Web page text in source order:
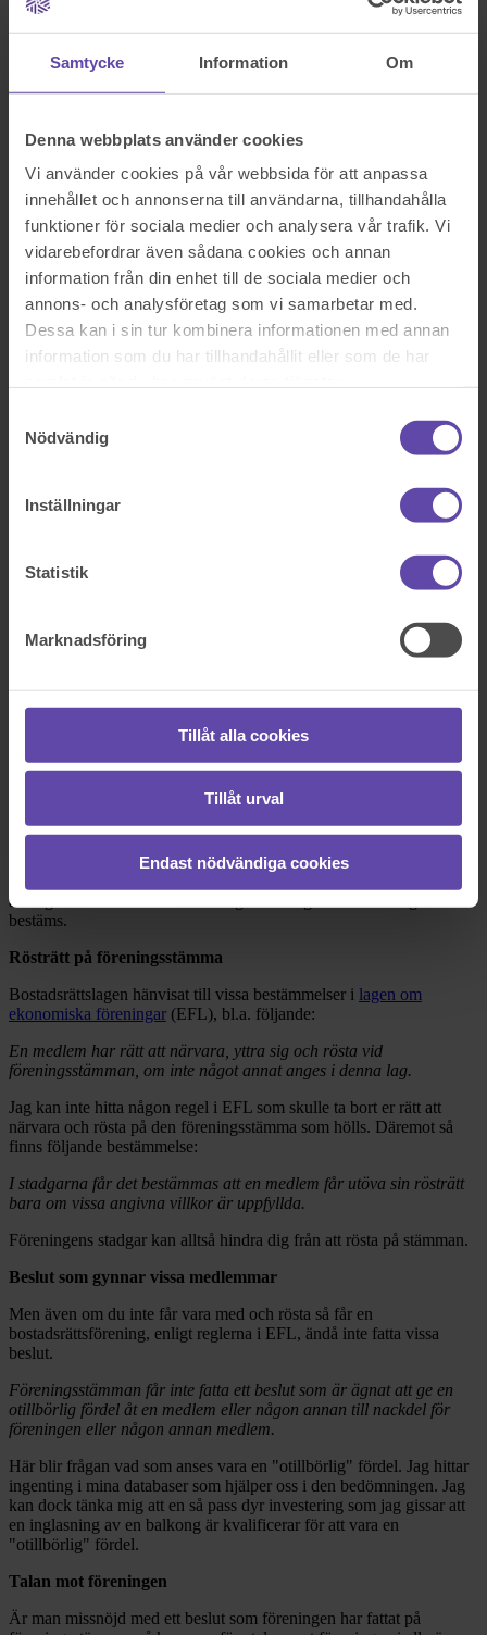
Samtycke Information Om
Denna webbplats använder cookies
Vi använder cookies på vår webbsida för att anpassa
innehållet och annonserna till användarna, tillhandahålla
funktioner för sociala medier och analysera vår trafik. Vi
vidarebefordrar även sådana cookies och annan
information från din enhet till de sociala medier och
annons- och analysföretag som vi samarbetar med.
Dessa kan i sin tur kombinera informationen med annan
information som du har tillhandahållit eller som de har
Nödvändig
Inställningar
Statistik
Marknadsföring
Tillåt alla cookies
Tillåt urval
Endast nödvändiga cookies
som
Inglasningen innebär bör väl endast betalas av dem som får det. Vi
Inte heller vara med om att ta beslutet, endast de som skulle få
inglasning
ett halvt år
sedan men vi har inte fått något svar. Har läst någonstans att
renoveringar som gäller saker som funnits på huset sedan det
byggdes måste alla vara med att betala, men tillägg som tex
inglasning skall endast betalas av dom som får det.
Tyvärr hittar jag det inte nu därför hoppas ni kan hjälpa mig vad som
gäller.
Tack på förhand
Sök efter en fråga
Se alla frågor Boka tid med jurist
Stort tack för att du vänder dig till oss med din fråga! Nedan
kommer en redogörelse för vad som gäller och hur du kan gå vidare
Årsavgift till bostadsrättsföreningen
Regler om bostadsrättsföreningar finns ibostadsrättslagen
gäller årsavgiften (vilket den kallas, även fast den ibland delas upp i
finns exempel när en styrelse har höjt avgiften med 50 %. Som
bostadsrättshavare har man rätt att frånträda sin bostadsrätt i vissa
fall, men exempelvis inte om höjningen sker till följd av en
omfattande reparation, vilket det låter som att det rör sig om i ditt
årsavgiften. Det måste dock framgå av stadgarna hur årsavgiften
bestäms.
Rösträtt på föreningsstämma
Bostadsrättslagen hänvisat till vissa bestämmelser i lagen om
ekonomiska föreningar (EFL), bl.a. följande:
En medlem har rätt att närvara, yttra sig och rösta vid
föreningsstämman, om inte något annat anges i denna lag.
Jag kan inte hitta någon regel i EFL som skulle ta bort er rätt att
närvara och rösta på den föreningsstämma som hölls. Däremot så
finns följande bestämmelse:
I stadgarna får det bestämmas att en medlem får utöva sin rösträtt
bara om vissa angivna villkor är uppfyllda.
Föreningens stadgar kan alltså hindra dig från att rösta på stämman.
Beslut som gynnar vissa medlemmar
Men även om du inte får vara med och rösta så får en
bostadsrättsförening, enligt reglerna i EFL, ändå inte fatta vissa
beslut.
Föreningsstämman får inte fatta ett beslut som är ägnat att ge en
otillbörlig fördel åt en medlem eller någon annan till nackdel för
föreningen eller någon annan medlem.
Här blir frågan vad som anses vara en "otillbörlig" fördel. Jag hittar
ingenting i mina databaser som hjälper oss i den bedömningen. Jag
kan dock tänka mig att en så pass dyr investering som jag gissar att
en inglasning av en balkong är kvalificerar för att vara en
"otillbörlig" fördel.
Talan mot föreningen
Är man missnöjd med ett beslut som föreningen har fattat på